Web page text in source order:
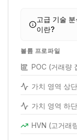
고급 기술
이란?
볼륨 프로파일
POC (거래량
가치 영역 상단
가치 영역 하단
HVN (고거래